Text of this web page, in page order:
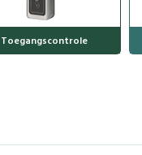
Toegangscontrole